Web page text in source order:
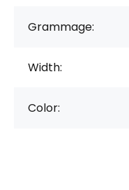
Grammage:
Width:
Color: